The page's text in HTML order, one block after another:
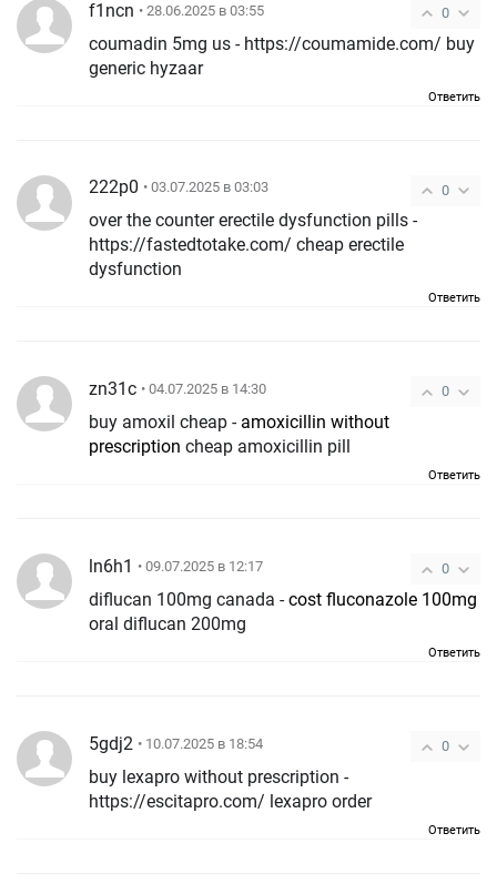
0
f1ncn • 28.06.2025 в 03:55
coumadin 5mg us - https://coumamide.com/ buy
generic hyzaar
Ответить
0
222p0 • 03.07.2025 в 03:03
over the counter erectile dysfunction pills -
https://fastedtotake.com/ cheap erectile
dysfunction
Ответить
0
zn31c • 04.07.2025 в 14:30
buy amoxil cheap - amoxicillin without
prescription cheap amoxicillin pill
Ответить
0
ln6h1 • 09.07.2025 в 12:17
diflucan 100mg canada -cost fluconazole 100mg
oral diflucan 200mg
Ответить
0
5gdj2 • 10.07.2025 в 18:54
buy lexapro without prescription -
https://escitapro.com/ lexapro order
Ответить